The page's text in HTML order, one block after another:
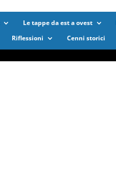
Le tappe da est a ovest
Riflessioni Cenni storici